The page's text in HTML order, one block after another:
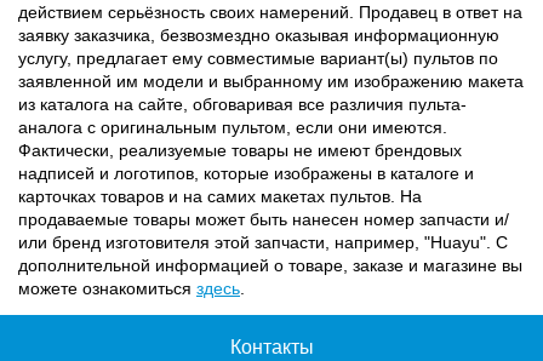
действием серьёзность своих намерений. Продавец в ответ на
заявку заказчика, безвозмездно оказывая информационную
услугу, предлагает ему совместимые вариант(ы) пультов по
заявленной им модели и выбранному им изображению макета
из каталога на сайте, обговаривая все различия пульта-
аналога с оригинальным пультом, если они имеются.
Фактически, реализуемые товары не имеют брендовых
надписей и логотипов, которые изображены в каталоге и
карточках товаров и на самих макетах пультов. На
продаваемые товары может быть нанесен номер запчасти и/
или бренд изготовителя этой запчасти, например, "Huayu". С
дополнительной информацией о товаре, заказе и магазине вы
можете ознакомиться здесь
Контакты